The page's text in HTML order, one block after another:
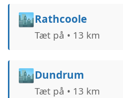
🏙️Rathcoole
Tæt på • 13 km
🏙️Dundrum
Tæt på • 13 km